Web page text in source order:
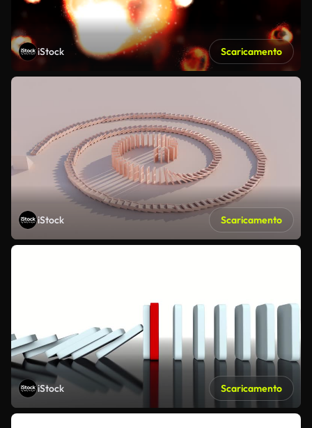
iStock Scaricamento
iStock Scaricamento
iStock Scaricamento